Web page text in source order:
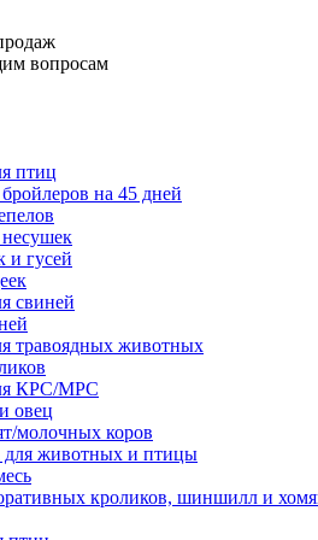
вопросам
птиц
на 45 дней
и гусей
свиней
травоядных животных
КРС/МРС
овец
молочных коров
для животных и птицы
кроликов, шиншилл и